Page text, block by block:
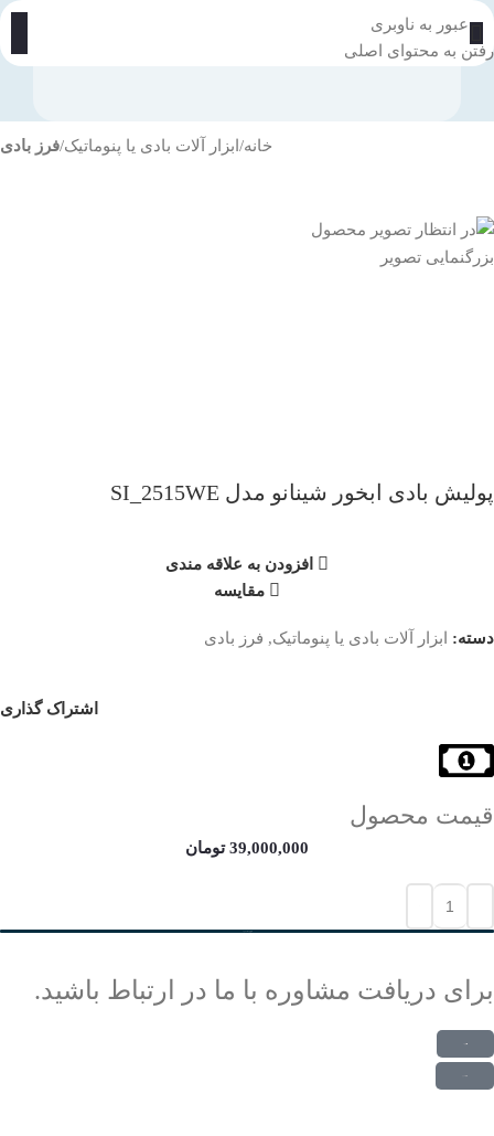
عبور به ناوبری
رفتن به محتوای اصلی
خانه ابزار آلات بادی یا پنوماتیک فرز بادی
بزرگنمایی تصویر
پولیش بادی ابخور شینانو مدل SI_2515WE
افزودن به علاقه مندی
مقایسه
دسته: ابزار آلات بادی یا پنوماتیک, فرز بادی
اشتراک گذاری
قیمت محصول
39,000,000 تومان
برای دریافت مشاوره با ما در ارتباط باشید.